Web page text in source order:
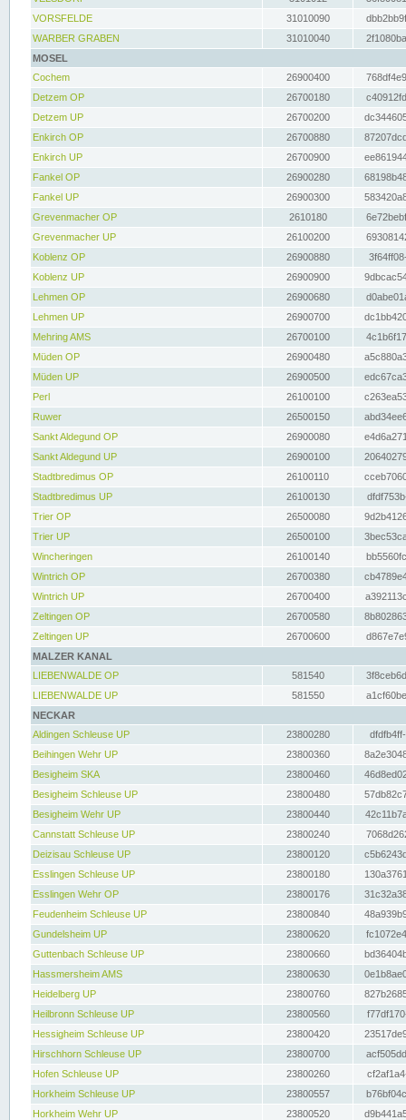
VORSFELDE
31010090
WARBER GRABEN
31010040
MOSEL
Cochem
26900400
Detzem OP
26700180
Detzem UP
26700200
Enkirch OP
26700880
Enkirch UP
26700900
Fankel OP
26900280
Fankel UP
26900300
Grevenmacher OP
2610180
Grevenmacher UP
26100200
Koblenz OP
26900880
Koblenz UP
26900900
Lehmen OP
26900680
Lehmen UP
26900700
Mehring AMS
26700100
Müden OP
26900480
Müden UP
26900500
Perl
26100100
Ruwer
26500150
Sankt Aldegund OP
26900080
Sankt Aldegund UP
26900100
Stadtbredimus OP
26100110
Stadtbredimus UP
26100130
Trier OP
26500080
Trier UP
26500100
Wincheringen
26100140
Wintrich OP
26700380
Wintrich UP
26700400
Zeltingen OP
26700580
Zeltingen UP
26700600
MALZER KANAL
LIEBENWALDE OP
581540
LIEBENWALDE UP
581550
NECKAR
Aldingen Schleuse UP
23800280
Beihingen Wehr UP
23800360
Besigheim SKA
23800460
Besigheim Schleuse UP
23800480
Besigheim Wehr UP
23800440
Cannstatt Schleuse UP
23800240
Deizisau Schleuse UP
23800120
Esslingen Schleuse UP
23800180
Esslingen Wehr OP
23800176
Feudenheim Schleuse UP
23800840
Gundelsheim UP
23800620
Guttenbach Schleuse UP
23800660
Hassmersheim AMS
23800630
Heidelberg UP
23800760
Heilbronn Schleuse UP
23800560
Hessigheim Schleuse UP
23800420
Hirschhorn Schleuse UP
23800700
Hofen Schleuse UP
23800260
Horkheim Schleuse UP
23800557
Horkheim Wehr UP
23800520